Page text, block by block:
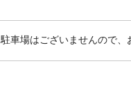
駐車場はございませんので、